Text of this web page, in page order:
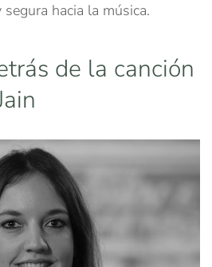
hacia la música.
de la canción